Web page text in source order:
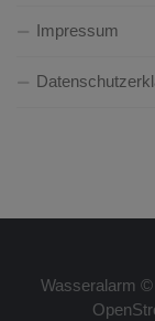
Impressum
Wasseralarm ©